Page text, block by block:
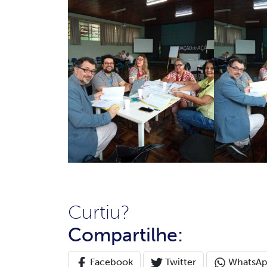
Curtiu?
Compartilhe:
Facebook Twitter